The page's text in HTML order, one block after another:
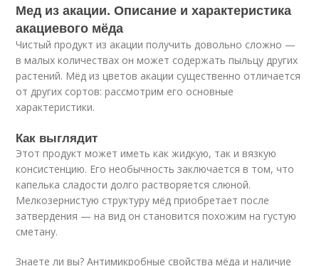
Мед из акации. Описание и характеристика
акациевого мёда
Чистый продукт из акации получить довольно сложно —
в малых количествах он может содержать пыльцу других
растений. Мёд из цветов акации существенно отличается
от других сортов: рассмотрим его основные
характеристики.
Как выглядит
Этот продукт может иметь как жидкую, так и вязкую
консистенцию. Его необычность заключается в том, что
капелька сладости долго растворяется слюной.
Мелкозернистую структуру мёд приобретает после
затвердения — на вид он становится похожим на густую
сметану.
Знаете ли вы? Антимикробные свойства мёда и наличие